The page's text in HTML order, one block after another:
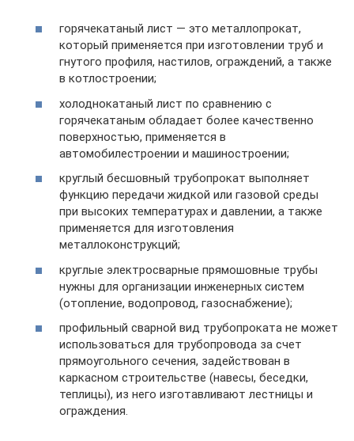
горячекатаный лист — это металлопрокат,
который применяется при изготовлении труб и
гнутого профиля, настилов, ограждений, а также
в котлостроении;
холоднокатаный лист по сравнению с
горячекатаным обладает более качественно
поверхностью, применяется в
автомобилестроении и машиностроении;
круглый бесшовный трубопрокат выполняет
функцию передачи жидкой или газовой среды
при высоких температурах и давлении, а также
применяется для изготовления
металлоконструкций;
круглые электросварные прямошовные трубы
нужны для организации инженерных систем
(отопление, водопровод, газоснабжение);
профильный сварной вид трубопроката не может
использоваться для трубопровода за счет
прямоугольного сечения, задействован в
каркасном строительстве (навесы, беседки,
теплицы), из него изготавливают лестницы и
ограждения.